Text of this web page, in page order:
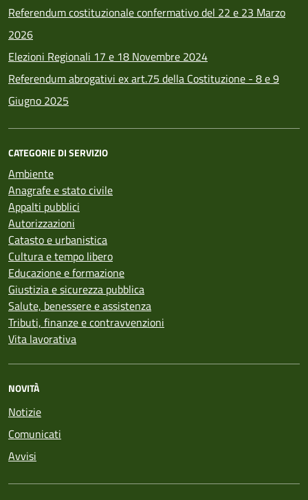
Referendum costituzionale confermativo del 22 e 23 Marzo
2026
Elezioni Regionali 17 e 18 Novembre 2024
Referendum abrogativi ex art.75 della Costituzione - 8 e 9
Giugno 2025
CATEGORIE DI SERVIZIO
Ambiente
Anagrafe e stato civile
Appalti pubblici
Autorizzazioni
Catasto e urbanistica
Cultura e tempo libero
Educazione e formazione
Giustizia e sicurezza pubblica
Salute, benessere e assistenza
Tributi, finanze e contravvenzioni
Vita lavorativa
NOVITÀ
Notizie
Comunicati
Avvisi